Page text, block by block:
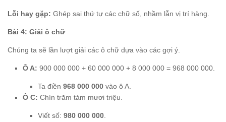
Lỗi hay gặp: Ghép sai thứ tự các chữ số, nhầm lẫn vị trí hàng.
Bài 4: Giải ô chữ
Chúng ta sẽ lần lượt giải các ô chữ dựa vào các gợi ý.
Ô A: 900 000 000 + 60 000 000 + 8 000 000 = 968 000 000.
Ta điền 968 000 000 vào ô A.
Ô C: Chín trăm tám mươi triệu.
Viết số: 980 000 000.